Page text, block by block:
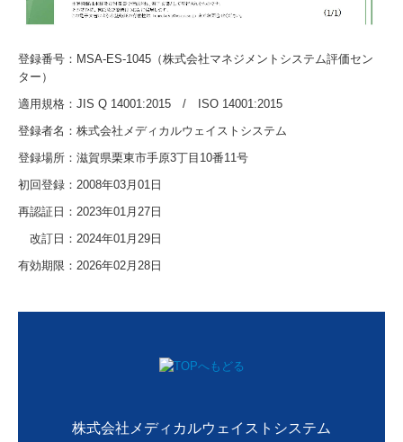
登録番号：MSA-ES-1045（株式会社マネジメントシステム評価セン
ター）
適用規格：JIS Q 14001:2015 / ISO 14001:2015
登録者名：株式会社メディカルウェイストシステム
登録場所：滋賀県栗東市手原3丁目10番11号
初回登録：2008年03月01日
再認証日：2023年01月27日
改訂日：2024年01月29日
有効期限：2026年02月28日
株式会社メディカルウェイストシステム